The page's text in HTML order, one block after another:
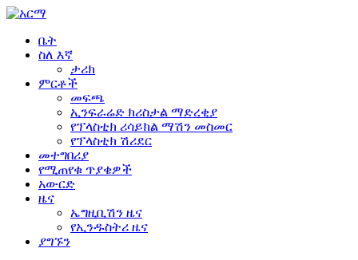
ቤት
ስለ እኛ
ታሪክ
ምርቶች
መፍጫ
ኢንፍራሬድ ክሪስታል ማድረቂያ
የፕላስቲክ ሪሳይክል ማሽን መስመር
የፕላስቲክ ሽሪደር
መተግበሪያ
የሚጠየቁ ጥያቄዎች
አውርድ
ዜና
ኤግዚቢሽን ዜና
የኢንዱስትሪ ዜና
ያግኙን